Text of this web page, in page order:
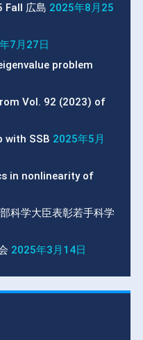
Fall 広島 2025年8月25
7月27日
problem
Vol. 92 (2023) of
with SSB 2025年5月
in nonlinearity of
科学大臣表彰若手科学
2025年3月14日